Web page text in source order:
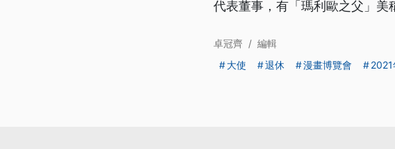
代表董事，有「瑪利歐之父」
卓冠齊 / 編輯
大使
退休 漫畫博覽會 2021